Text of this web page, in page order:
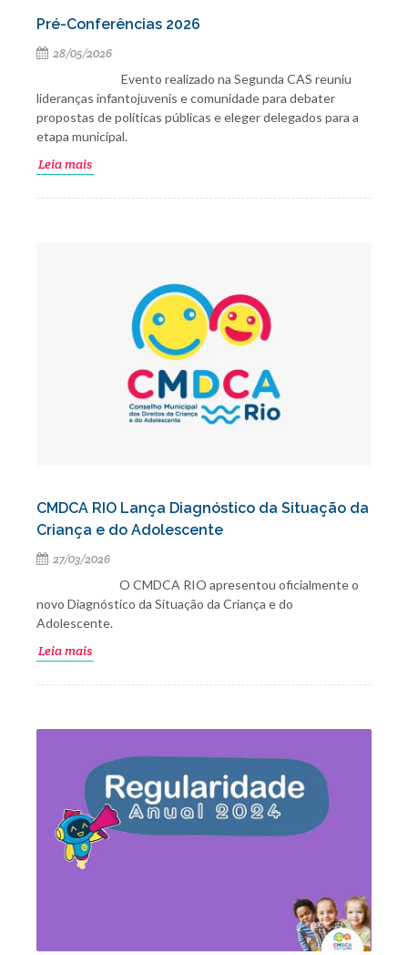
Pré-Conferências 2026
28/05/2026
Evento realizado na Segunda CAS reuniu
lideranças infantojuvenis e comunidade para debater
propostas de políticas públicas e eleger delegados para a
etapa municipal.
Leia mais
CMDCA RIO Lança Diagnóstico da Situação da
Criança e do Adolescente
27/03/2026
O CMDCA RIO apresentou oficialmente o
novo Diagnóstico da Situação da Criança e do
Adolescente.
Leia mais